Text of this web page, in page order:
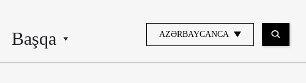
Başqa AZƏRBAYCANCA